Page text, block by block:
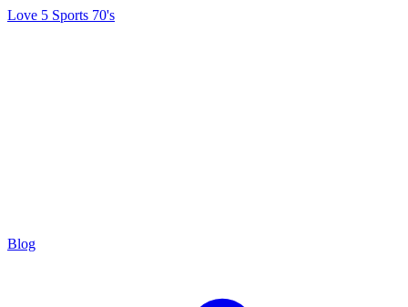
Love 5 Sports 70's
Blog